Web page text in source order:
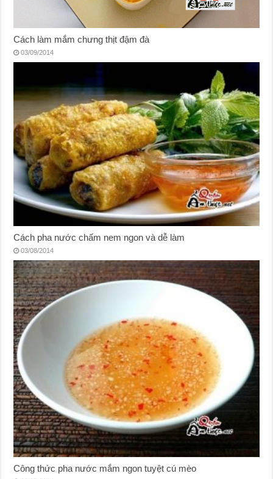
Cách làm mắm chưng thịt đậm đà
03/09/2014
Cách pha nước chấm nem ngon và dễ làm
03/08/2014
Công thức pha nước mắm ngon tuyệt cú mèo